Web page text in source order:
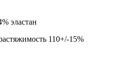
эластан
110+/-15%